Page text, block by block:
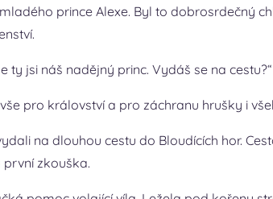
prince Alexe. Byl to dobrosrdečný
ty jsi náš nadějný princ. Vydáš se na cestu?“
pro království a pro záchranu hrušky i
na dlouhou cestu do Bloudících hor.
zkouška.